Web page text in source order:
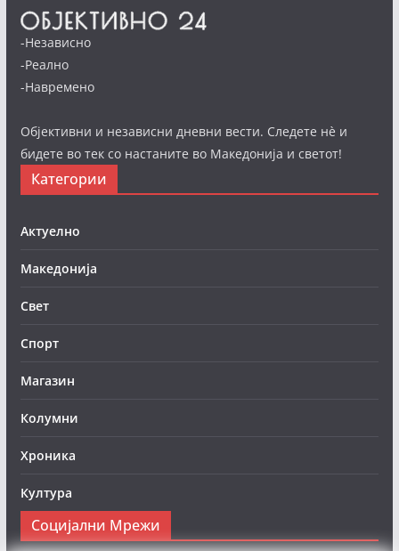
-Независно
-Реално
-Навремено
Објективни и независни дневни вести. Следете нè и
бидете во тек со настаните во Македонија и светот!
Категории
Актуелно
Македонија
Свет
Спорт
Магазин
Колумни
Хроника
Култура
Социјални Мрежи